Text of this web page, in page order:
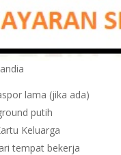
lama (jika ada)
putih
Keluarga
tempat bekerja